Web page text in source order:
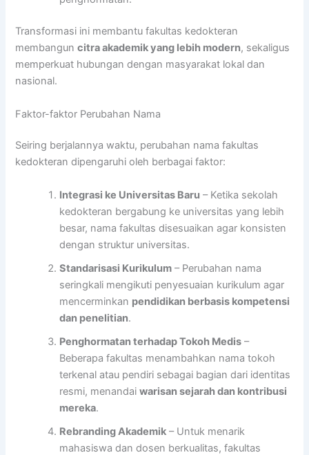
Transformasi ini membantu fakultas kedokteran
membanguncitra akademik yang lebih modern, sekaligus
memperkuat hubungan dengan masyarakat lokal dan
nasional.
Faktor-faktor Perubahan Nama
Seiring berjalannya waktu, perubahan nama fakultas
kedokteran dipengaruhi oleh berbagai faktor:
Integrasi ke Universitas Baru – Ketika sekolah
kedokteran bergabung ke universitas yang lebih
besar, nama fakultas disesuaikan agar konsisten
dengan struktur universitas.
Standarisasi Kurikulum – Perubahan nama
seringkali mengikuti penyesuaian kurikulum agar
mencerminkan pendidikan berbasis kompetensi
dan penelitian.
Penghormatan terhadap Tokoh Medis –
Beberapa fakultas menambahkan nama tokoh
terkenal atau pendiri sebagai bagian dari identitas
resmi, menandaiwarisan sejarah dan kontribusi
mereka.
Rebranding Akademik – Untuk menarik
mahasiswa dan dosen berkualitas, fakultas